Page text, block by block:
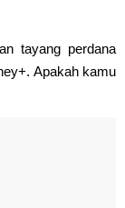
tayang perdana
Apakah kamu